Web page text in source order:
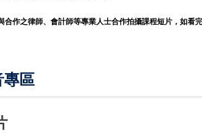
合作之律師、會計師等專業人士合作拍攝課程短片，如看
區